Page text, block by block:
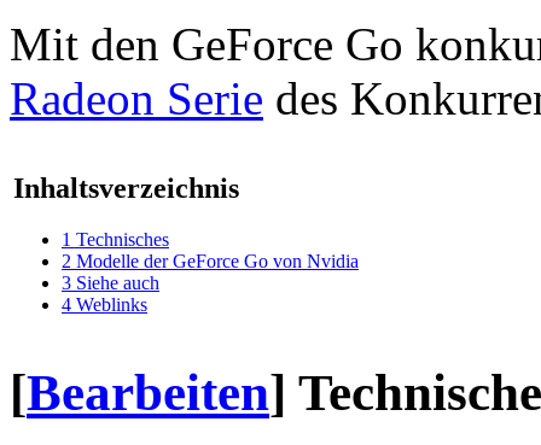
Mit den GeForce Go
Radeon Serie des
Inhaltsverzeichnis
1 Technisches
2 Modelle der GeForce Go von Nvidia
3 Siehe auch
4 Weblinks
[Bearbeiten]